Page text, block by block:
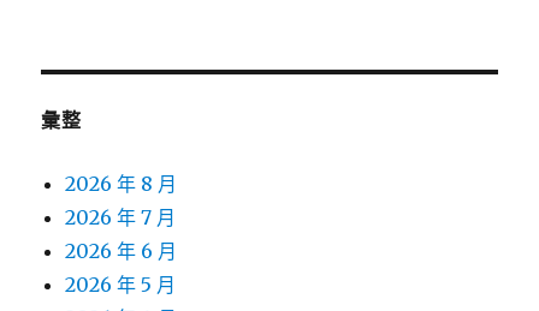
彙整
2026 年 8 月
2026 年 7 月
2026 年 6 月
2026 年 5 月